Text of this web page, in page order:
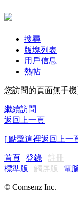
搜尋
版塊列表
用戶信息
熱帖
您訪問的頁面無手
繼續訪問
返回上一頁
[ 點擊這裡返回上一
首頁 | 登錄 | 註冊
標準版 | 觸屏版 | 電
© Comsenz Inc.